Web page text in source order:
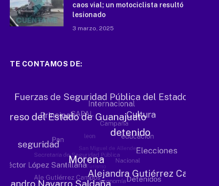
caos vial; un motociclista resultó
lesionado
3 marzo, 2025
TE CONTAMOS DE: